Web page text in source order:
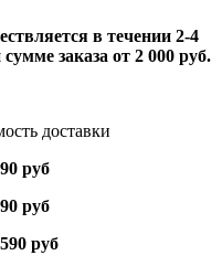
в течении 2-4
заказа от 2 000 руб.
доставки
руб
руб
590 руб